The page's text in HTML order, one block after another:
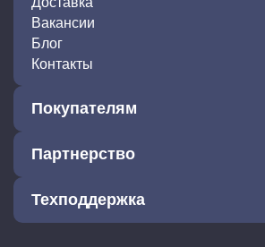
Вакансии
Блог
Контакты
Покупателям
Партнерство
Техподдержка